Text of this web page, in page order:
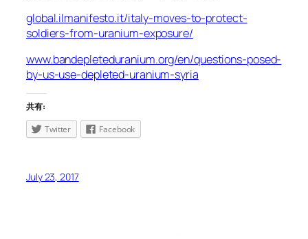
global.ilmanifesto.it/italy-moves-to-protect-
soldiers-from-uranium-exposure/
www.bandepleteduranium.org/en/questions-posed-
by-us-use-depleted-uranium-syria
共有:
Twitter
Facebook
July 23, 2017